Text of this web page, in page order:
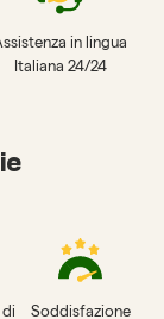
in lingua
Italiana 24/24
Soddisfazione